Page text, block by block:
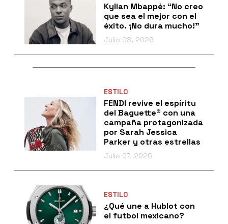
Kylian Mbappé: “No creo
que sea el mejor con el
éxito. ¡No dura mucho!”
Julio 08, 2026
ESTILO
FENDI revive el espíritu
del Baguette® con una
campaña protagonizada
por Sarah Jessica
Parker y otras estrellas
Julio 07, 2026
ESTILO
¿Qué une a Hublot con
el futbol mexicano?